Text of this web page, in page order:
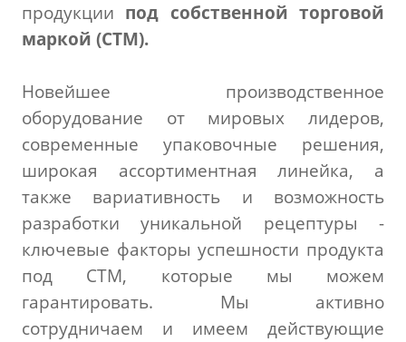
продукции под собственной торговой
маркой (СТМ).
Новейшее производственное
оборудование от мировых лидеров,
современные упаковочные решения,
широкая ассортиментная линейка, а
также вариативность и возможность
разработки уникальной рецептуры -
ключевые факторы успешности продукта
под СТМ, которые мы можем
гарантировать. Мы активно
сотрудничаем и имеем действующие